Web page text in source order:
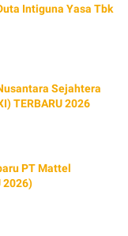
Intiguna Yasa Tbk
Sejahtera
TERBARU 2026
PT Mattel
2026)